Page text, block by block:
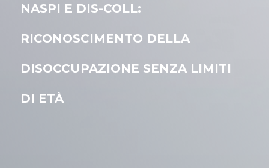
NASPI E DIS-COLL:
RICONOSCIMENTO DELLA
DISOCCUPAZIONE SENZA LIMITI
DI ETÀ